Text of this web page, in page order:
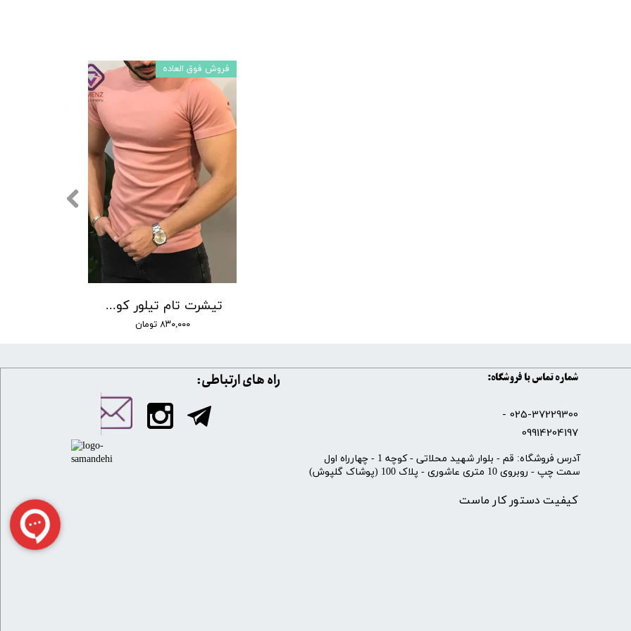
تیشرت تام تیلور کوتاه کد 20
۸۳۰,۰۰۰ تومان
فروش فوق العاده
شماره تماس با فروشگاه:
025-37229300 -
09914204197
کیفیت دستور کار ماست
​آدرس فروشگاه: قم - بلوار شهید محلاتی - کوچه 1 - چهارراه اول
سمت چپ - روبروی 10 متری عاشوری - پلاک 100 (پوشاک گلپوش)
​​راه های ارتباطی: